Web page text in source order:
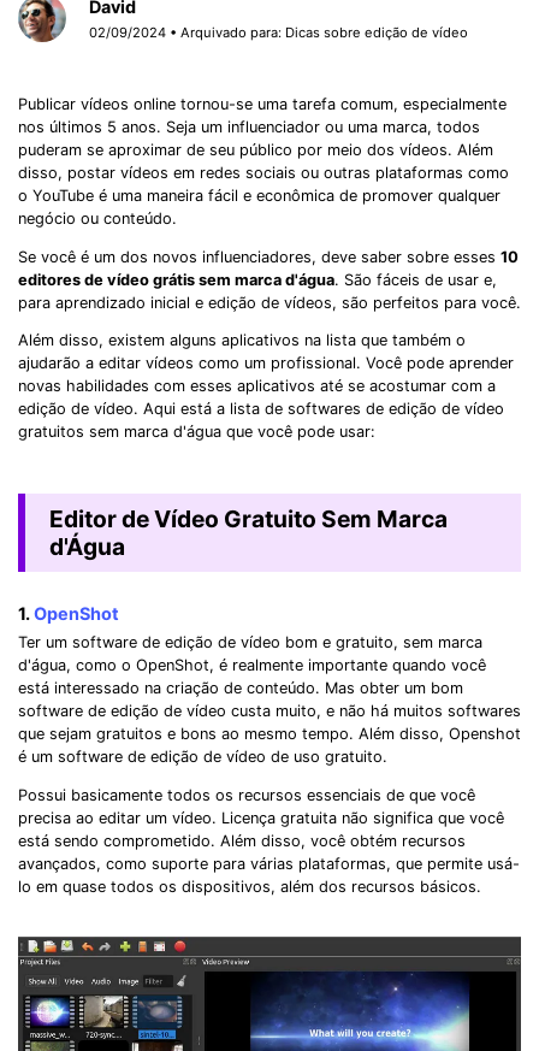
David
02/09/2024 • Arquivado para: Dicas sobre edição de vídeo
Publicar vídeos online tornou-se uma tarefa comum, especialmente
nos últimos 5 anos. Seja um influenciador ou uma marca, todos
puderam se aproximar de seu público por meio dos vídeos. Além
disso, postar vídeos em redes sociais ou outras plataformas como
o YouTube é uma maneira fácil e econômica de promover qualquer
negócio ou conteúdo.
Se você é um dos novos influenciadores, deve saber sobre esses 10
editores de vídeo grátis sem marca d'água. São fáceis de usar e,
para aprendizado inicial e edição de vídeos, são perfeitos para você.
Além disso, existem alguns aplicativos na lista que também o
ajudarão a editar vídeos como um profissional. Você pode aprender
novas habilidades com esses aplicativos até se acostumar com a
edição de vídeo. Aqui está a lista de softwares de edição de vídeo
gratuitos sem marca d'água que você pode usar:
Editor de Vídeo Gratuito Sem Marca
d'Água
1.OpenShot
Ter um software de edição de vídeo bom e gratuito, sem marca
d'água, como o OpenShot, é realmente importante quando você
está interessado na criação de conteúdo. Mas obter um bom
software de edição de vídeo custa muito, e não há muitos softwares
que sejam gratuitos e bons ao mesmo tempo. Além disso, Openshot
é um software de edição de vídeo de uso gratuito.
Possui basicamente todos os recursos essenciais de que você
precisa ao editar um vídeo. Licença gratuita não significa que você
está sendo comprometido. Além disso, você obtém recursos
avançados, como suporte para várias plataformas, que permite usá-
lo em quase todos os dispositivos, além dos recursos básicos.